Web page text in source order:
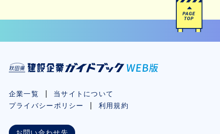
企業一覧
当サイトについて
プライバシーポリシー
利用規約